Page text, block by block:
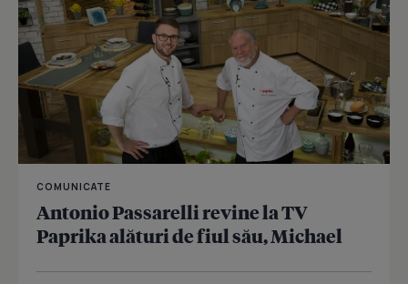
COMUNICATE
Antonio Passarelli revine la TV
Paprika alături de fiul său, Michael